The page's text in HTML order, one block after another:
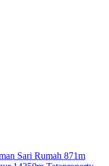
Sari Rumah 871m